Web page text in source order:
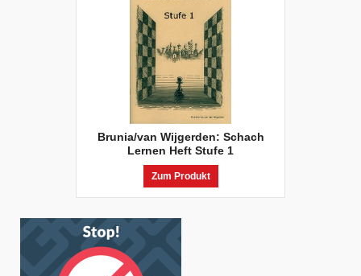
Brunia/van Wijgerden: Schach
Lernen Heft Stufe 1
Zum Produkt